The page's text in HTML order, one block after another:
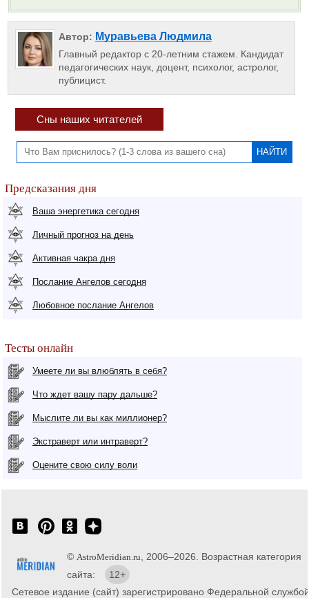
Автор: Муравьева Людмила
Главный редактор с 20-летним стажем. Кандидат
педагогических наук, доцент, психолог, астролог,
публицист.
Сны наших читателей
Предсказания дня
Ваша энергетика сегодня
Личный прогноз на день
Активная чакра дня
Послание Ангелов сегодня
Любовное послание Ангелов
Тесты онлайн
Умеете ли вы влюблять в себя?
Что ждет вашу пару дальше?
Мыслите ли вы как миллионер?
Экстраверт или интраверт?
Оцените свою силу воли
© AstroMeridian.ru , 2006–2026. Возрастная категория
сайта:
12+
Сетевое издание (сайт) зарегистрировано Федеральной службой